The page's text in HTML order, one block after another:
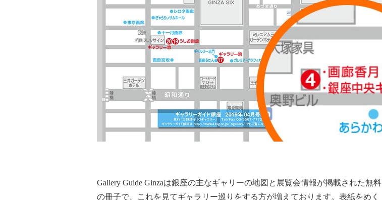
Gallery Guide Ginzaは銀座の主なギャリーの地図と展覧会情報が掲載された無料
の冊子で、これを見てギャラリー巡りをする方が増えております。表紙をめく